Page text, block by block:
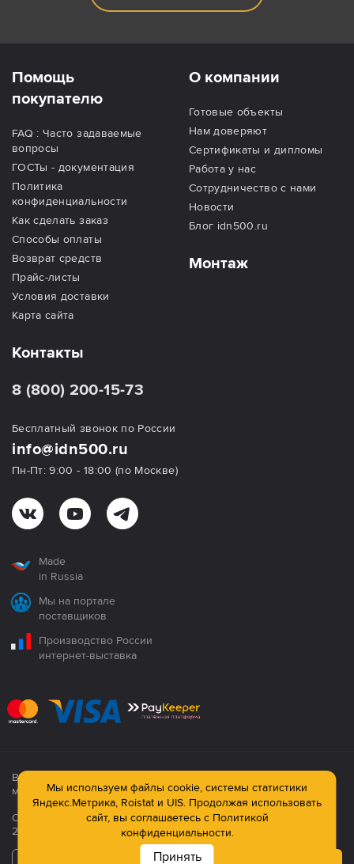
Помощь
покупателю
FAQ : Часто задаваемые
вопросы
ГОСТы - документация
Политика
конфиденциальности
Как сделать заказ
Способы оплаты
Возврат средств
Прайс-листы
Условия доставки
Карта сайта
О компании
Готовые объекты
Нам доверяют
Сертификаты и дипломы
Работа у нас
Сотрудничество с нами
Новости
Блог idn500.ru
Монтаж
Контакты
8 (800) 200-15-73
Бесплатный звонок по России
info@idn500.ru
Пн-Пт: 9:00 - 18:00 (по Москве)
Made
in Russia
Мы на портале
поставщиков
Производство России
интернет-выставка
Все продукция сертифицирована. Использование
материалов сайта строго запрещено!
Официальный сайт компании: © ООО ПК «Технология»,
2003—2026
Мы используем файлы cookie, системы статистики
Яндекс.Метрика, Roistat и UIS. Продолжая использовать
сайт, вы соглашаетесь с Политикой
конфиденциальности.
Принять